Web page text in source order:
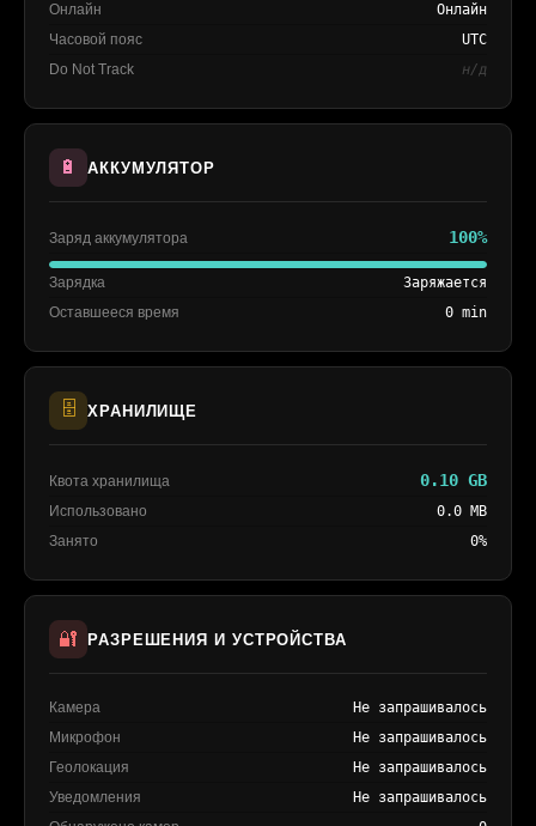
Онлайн
Онлайн
Часовой пояс
UTC
Do Not Track
н/д
🔋 АККУМУЛЯТОР
Заряд аккумулятора 100%
Зарядка
Заряжается
Оставшееся время
0 min
🗄️ ХРАНИЛИЩЕ
Квота хранилища 0.10 GB
Использовано
0.0 MB
Занято
0%
🔐 РАЗРЕШЕНИЯ И УСТРОЙСТВА
Камера
Не запрашивалось
Микрофон
Не запрашивалось
Геолокация
Не запрашивалось
Уведомления
Не запрашивалось